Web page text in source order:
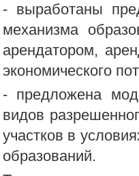
- выработаны
механизма
арендатором,
экономического
- предложена
видов
участков в
образований.